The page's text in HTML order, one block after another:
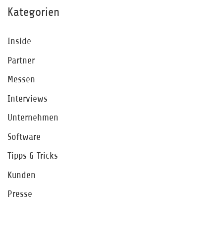
Kategorien
Inside
Partner
Messen
Interviews
Unternehmen
Software
Tipps & Tricks
Kunden
Presse